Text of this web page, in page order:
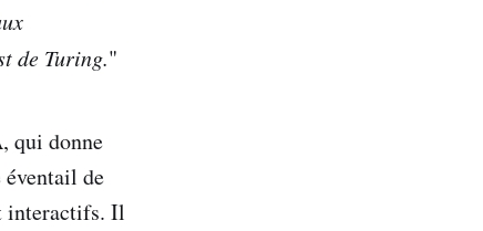
de Turing."
qui donne
de
interactifs. Il